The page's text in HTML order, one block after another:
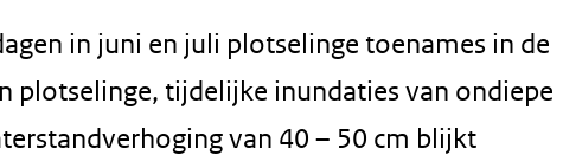
in juni en juli plotselinge toenames in de
plotselinge, tijdelijke inundaties van ondiepe
van 40 – 50 cm blijkt